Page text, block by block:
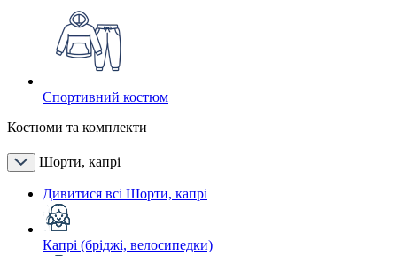
Спортивний костюм
Костюми та комплекти
Шорти, капрі
Дивитися всі Шорти, капрі
Капрі (бріджі, велосипедки)